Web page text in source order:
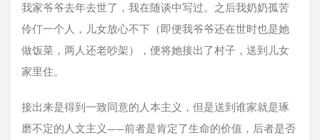
我家爷爷去年去世了，我在随谈中写过。之后我奶奶孤苦
伶仃一个人，儿女放心不下（即便我爷爷还在世时也是她
做饭菜，两人还老吵架），便将她接出了村子，送到儿女
家里住。
接出来是得到一致同意的人本主义，但是送到谁家就是琢
磨不定的人文主义——前者是肯定了生命的价值，后者是否